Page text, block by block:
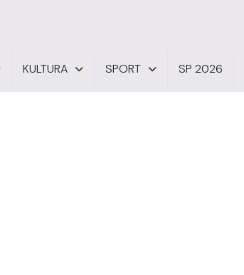
KULTURA SPORT SP 2026